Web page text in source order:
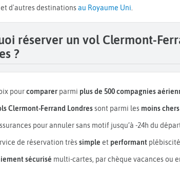
et d'autres destinationsau Royaume Uni
réserver un vol Clermont-
?
pourcomparer parmi plus de 500 compagnies
Clermont-Ferrand Londressont parmi les moins chers
pour annuler sans motif jusqu’à -24h du
de réservation trèssimple et performant
sécurisé multi-cartes, par chèque vacances ou